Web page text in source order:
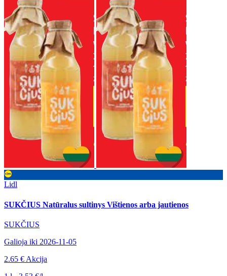
Lidl
SUKČIUS Natūralus sultinys Vištienos arba jautienos
SUKČIUS
Galioja iki 2026-11-05
2.65 € Akcija